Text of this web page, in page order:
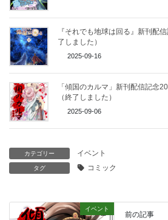
『それでも地球は回る』新刊配
了しました）
2025-09-16
「傾国のカルマ」新刊配信記念
（終了しました）
2025-09-06
カテゴリー イベント
タグ コミック
イベント
前の記事